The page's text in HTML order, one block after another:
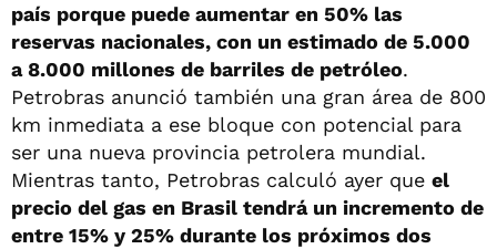
país porque puede aumentar en 50% las
reservas nacionales, con un estimado de 5.000
a 8.000 millones de barriles de petróleo.
Petrobras anunció también una gran área de 800
km inmediata a ese bloque con potencial para
ser una nueva provincia petrolera mundial.
Mientras tanto, Petrobras calculó ayer que el
precio del gas en Brasil tendrá un incremento de
entre 15% y 25% durante los próximos dos